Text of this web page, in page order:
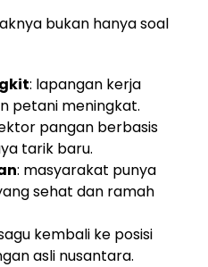
bukan hanya soal
: lapangan kerja
petani meningkat.
pangan berbasis
tarik baru.
: masyarakat punya
sehat dan ramah
kembali ke posisi
asli nusantara.